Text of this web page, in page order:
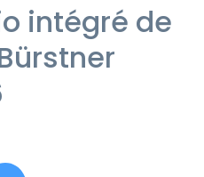
intégré de